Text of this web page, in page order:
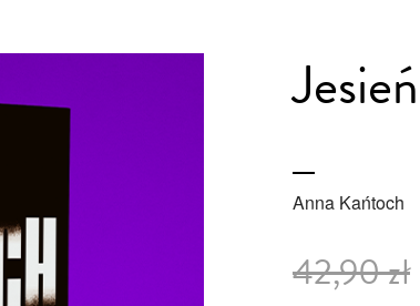
Anna Kańtoch
42,90 zł